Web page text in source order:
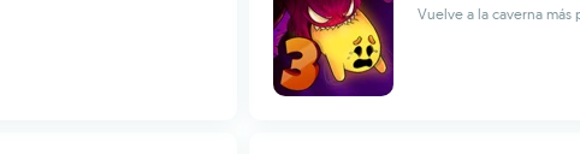
Vuelve a la caverna